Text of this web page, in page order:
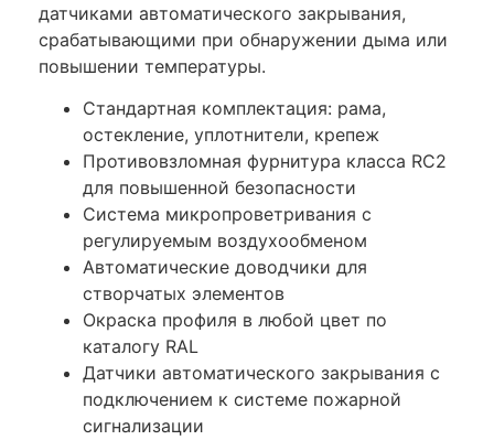
датчиками автоматического закрывания,
срабатывающими при обнаружении дыма или
повышении температуры.
Стандартная комплектация: рама,
остекление, уплотнители, крепеж
Противовзломная фурнитура класса RC2
для повышенной безопасности
Система микропроветривания с
регулируемым воздухообменом
Автоматические доводчики для
створчатых элементов
Окраска профиля в любой цвет по
каталогу RAL
Датчики автоматического закрывания с
подключением к системе пожарной
сигнализации